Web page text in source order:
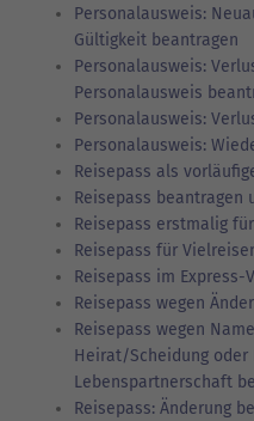
Personalausweis:
Gültigkeit beantragen
Personalausweis:
Personalausweis
Personalausweis:
Personalausweis:
Reisepass als
Reisepass beantragen
Reisepass erstmalig
Reisepass für
Reisepass im
Reisepass wegen
Reisepass wegen
Heirat/Scheidung oder
Lebenspartnerschaft
Reisepass: Änderung